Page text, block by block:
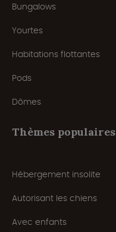
Bungalows
Yourtes
Habitations flottantes
Pods
Dômes
Thèmes populaires
Hébergement insolite
Autorisant les chiens
Avec enfants